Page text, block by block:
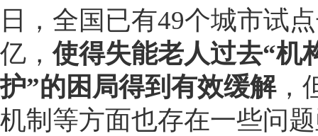
日，全国已有49个城市试
亿，使得失能老人过去“机
护”的困局得到有效缓解，
机制等方面也存在一些问